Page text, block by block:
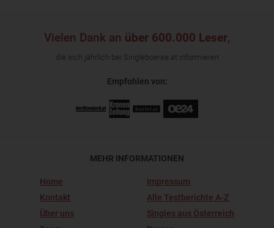
Vielen Dank an über 600.000 Leser,
die sich jährlich bei Singleboerse.at informieren
Empfohlen von:
MEHR INFORMATIONEN
Home
Kontakt
Über uns
Impressum
Alle Testberichte A-Z
Singles aus Österreich